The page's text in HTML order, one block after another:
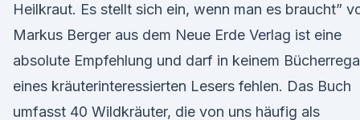
Heilkraut. Es stellt sich ein, wenn man es braucht”
Markus Berger aus dem Neue Erde Verlag ist eine
absolute Empfehlung und darf in keinem
eines kräuterinteressierten Lesers fehlen. Das Buch
umfasst 40 Wildkräuter, die von uns häufig als